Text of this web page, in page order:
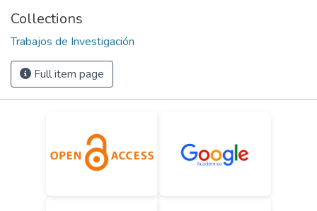
Collections
Trabajos de Investigación
Full item page